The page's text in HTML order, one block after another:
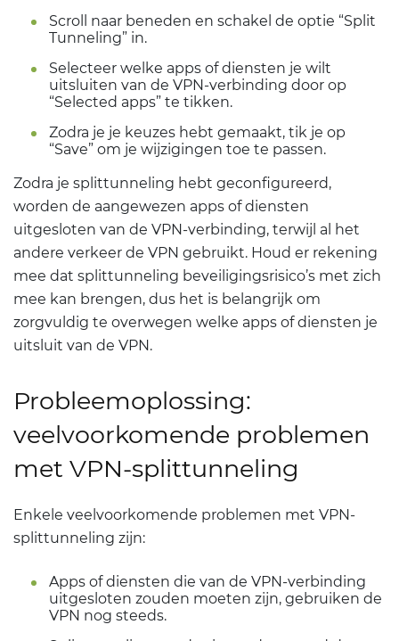
Scroll naar beneden en schakel de optie “Split
Tunneling” in.
Selecteer welke apps of diensten je wilt
uitsluiten van de VPN-verbinding door op
“Selected apps” te tikken.
Zodra je je keuzes hebt gemaakt, tik je op
“Save” om je wijzigingen toe te passen.
Zodra je splittunneling hebt geconfigureerd,
worden de aangewezen apps of diensten
uitgesloten van de VPN-verbinding, terwijl al het
andere verkeer de VPN gebruikt. Houd er rekening
mee dat splittunneling beveiligingsrisico’s met zich
mee kan brengen, dus het is belangrijk om
zorgvuldig te overwegen welke apps of diensten je
uitsluit van de VPN.
Probleemoplossing:
veelvoorkomende problemen
met VPN-splittunneling
Enkele veelvoorkomende problemen met VPN-
splittunneling zijn:
Apps of diensten die van de VPN-verbinding
uitgesloten zouden moeten zijn, gebruiken de
VPN nog steeds.